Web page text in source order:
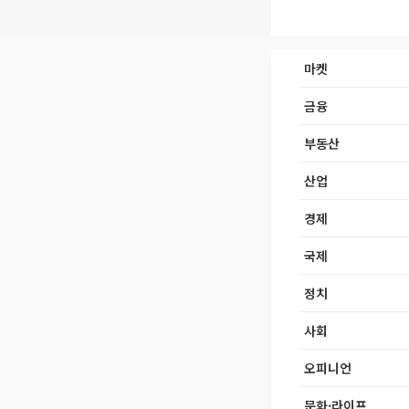
마켓
금융
부동산
산업
경제
국제
정치
사회
오피니언
문화·라이프